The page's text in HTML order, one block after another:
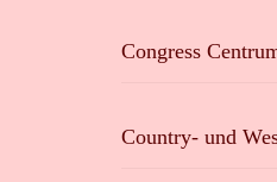
Congress
Country- und